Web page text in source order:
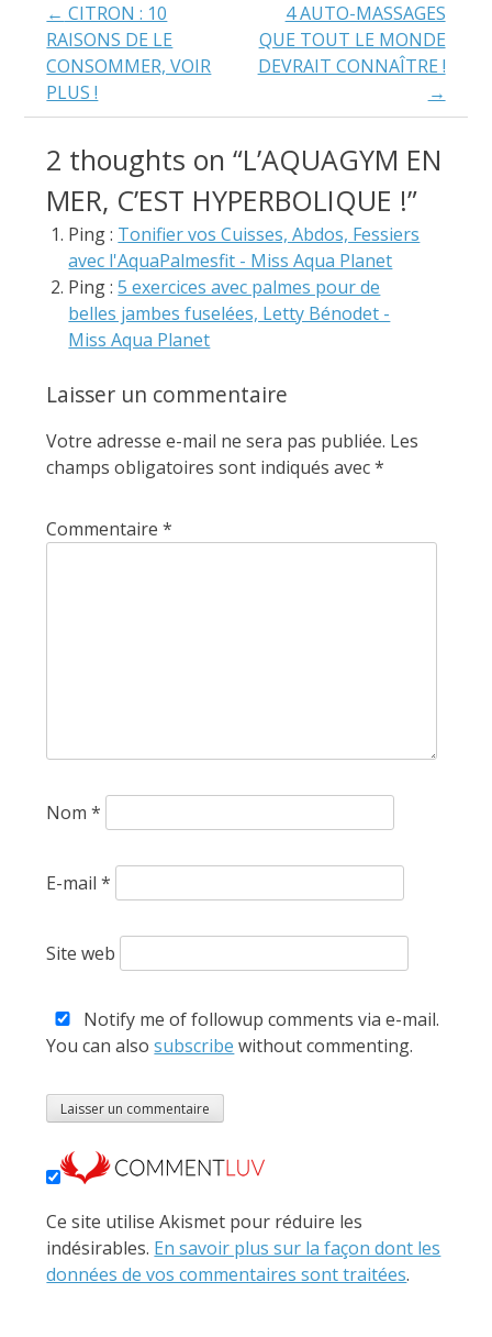
Post
navigation
← CITRON : 10
RAISONS DE LE
CONSOMMER, VOIR
PLUS !
4 AUTO-MASSAGES
QUE TOUT LE MONDE
DEVRAIT CONNAÎTRE !
→
2 thoughts on “L’AQUAGYM EN
MER, C’EST HYPERBOLIQUE !”
Ping : Tonifier vos Cuisses, Abdos, Fessiers
avec l'AquaPalmesfit - Miss Aqua Planet
Ping :5 exercices avec palmes pour de
belles jambes fuselées, Letty Bénodet -
Miss Aqua Planet
Laisser un commentaire
Votre adresse e-mail ne sera pas publiée. Les
champs obligatoires sont indiqués avec*
Commentaire*
Nom*
E-mail*
Site web
Notify me of followup comments via e-mail.
You can alsosubscribe without commenting.
Ce site utilise Akismet pour réduire les
indésirables. En savoir plus sur la façon dont les
données de vos commentaires sont traitées.